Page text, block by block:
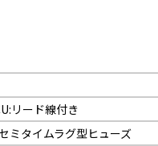
リード線付き
ミタイムラグ型ヒューズ